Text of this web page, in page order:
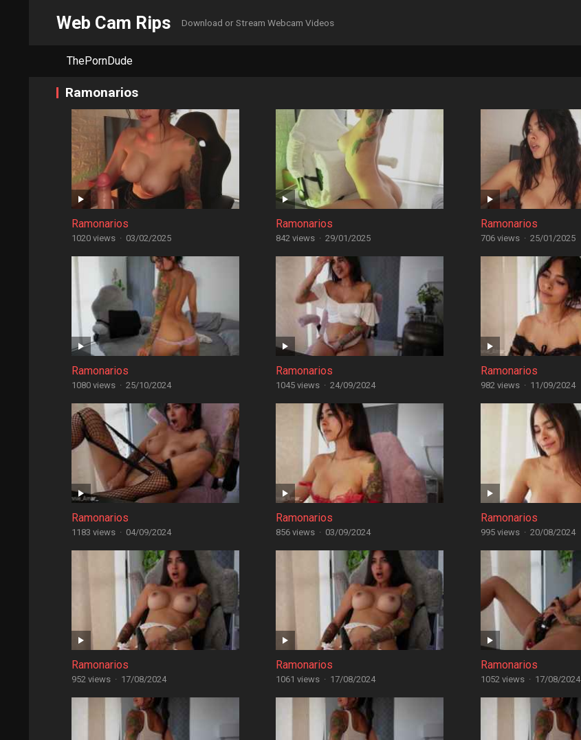
Web Cam Rips Download or Stream Webcam Videos
ThePornDude
Ramonarios
Ramonarios
1020 views · 03/02/2025
Ramonarios
842 views · 29/01/2025
Ramonarios
706 views · 25/01/2025
Ramonarios
1080 views · 25/10/2024
Ramonarios
1045 views · 24/09/2024
Ramonarios
982 views · 11/09/2024
Ramonarios
1183 views · 04/09/2024
Ramonarios
856 views · 03/09/2024
Ramonarios
995 views · 20/08/2024
Ramonarios
952 views · 17/08/2024
Ramonarios
1061 views · 17/08/2024
Ramonarios
1052 views · 17/08/2024